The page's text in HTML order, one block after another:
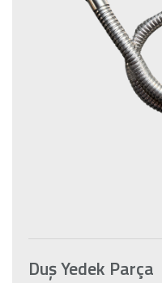
Duş Yedek Parça